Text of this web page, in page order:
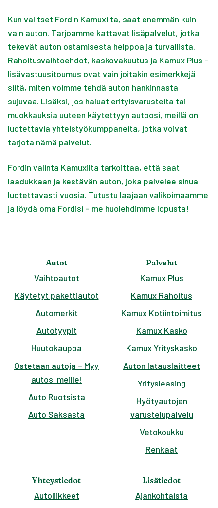
Kun valitset Fordin Kamuxilta, saat enemmän kuin
vain auton. Tarjoamme kattavat lisäpalvelut, jotka
tekevät auton ostamisesta helppoa ja turvallista.
Rahoitusvaihtoehdot, kaskovakuutus ja Kamux Plus -
lisävastuusitoumus ovat vain joitakin esimerkkejä
siitä, miten voimme tehdä auton hankinnasta
sujuvaa. Lisäksi, jos haluat erityisvarusteita tai
muokkauksia uuteen käytettyyn autoosi, meillä on
luotettavia yhteistyökumppaneita, jotka voivat
tarjota nämä palvelut.
Fordin valinta Kamuxilta tarkoittaa, että saat
laadukkaan ja kestävän auton, joka palvelee sinua
luotettavasti vuosia. Tutustu laajaan valikoimaamme
ja löydä oma Fordisi – me huolehdimme lopusta!
Autot
Vaihtoautot
Käytetyt pakettiautot
Automerkit
Autotyypit
Huutokauppa
Ostetaan autoja – Myy
autosi meille!
Auto Ruotsista
Auto Saksasta
Palvelut
Kamux Plus
Kamux Rahoitus
Kamux Kotiintoimitus
Kamux Kasko
Kamux Yrityskasko
Auton latauslaitteet
Yritysleasing
Hyötyautojen
varustelupalvelu
Vetokoukku
Renkaat
Yhteystiedot
Autoliikkeet
Lisätiedot
Ajankohtaista